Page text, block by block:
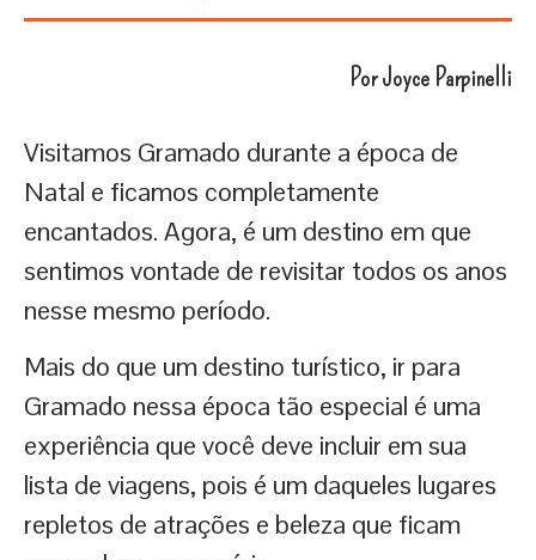
Por Joyce Parpinelli
Visitamos Gramado durante a época de
Natal e ficamos completamente
encantados. Agora, é um destino em que
sentimos vontade de revisitar todos os anos
nesse mesmo período.
Mais do que um destino turístico, ir para
Gramado nessa época tão especial é uma
experiência que você deve incluir em sua
lista de viagens, pois é um daqueles lugares
repletos de atrações e beleza que ficam